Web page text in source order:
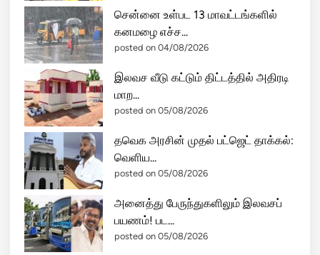
சென்னை உள்பட 13 மாவட்டங்களில்
கனமழை எச்ச...
posted on 04/08/2026
இலவச வீடு கட்டும் திட்டத்தில் அதிரடி
மாற...
posted on 05/08/2026
தவெக அரசின் முதல் பட்ஜெட் தாக்கல்:
வெளிய...
posted on 05/08/2026
அனைத்து பேருந்துகளிலும் இலவசப்
பயணம்! பட...
posted on 05/08/2026